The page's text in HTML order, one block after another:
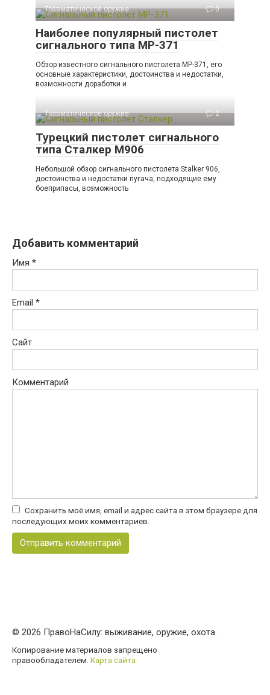
Травматическое оружие 0
Наиболее популярный пистолет
сигнального типа МР-371
Обзор известного сигнального пистолета МР-371, его
основные характеристики, достоинства и недостатки,
возможности доработки и
Травматическое оружие 2
Турецкий пистолет сигнального
типа Сталкер М906
Небольшой обзор сигнального пистолета Stalker 906,
достоинства и недостатки пугача, подходящие ему
боеприпасы, возможность
Добавить комментарий
Имя *
Email *
Сайт
Комментарий
Сохранить моё имя, email и адрес сайта в этом браузере для
последующих моих комментариев.
© 2026 ПравоНаСилу: выживание, оружие, охота.
Копирование материалов запрещено
правообладателем. Карта сайта